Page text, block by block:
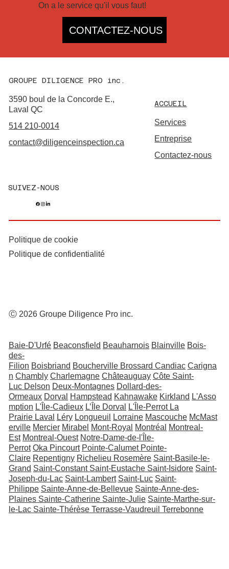
en bâtiment pour l'achat d'une maison?
On a le service qu'il vous faut!
CONTACTEZ-NOUS
GROUPE DILIGENCE PRO inc.
3590 boul de la Concorde E.,
Laval QC
514 210-0014
contact@diligenceinspection.ca
ACCUEIL
Services
Entreprise
Contactez-nous
SUIVEZ-NOUS
Baie-D'Urfé Beaconsfield Beauharnois Blainville Bois-
des-
Filion Boisbriand Boucherville BrossardCandiac Carigna
n Chambly Charlemagne Châteauguay Côte Saint-
Luc Delson Deux-Montagnes Dollard-des-
Ormeaux Dorval Hampstead Kahnawake Kirkland L'Asso
mption L'Île-Cadieux L’Île Dorval L'Île-Perrot La
Prairie Laval Léry Longueuil Lorraine Mascouche McMast
erville Mercier Mirabel Mont-Royal Montréal
Montreal-
Est Montreal-Ouest Notre-Dame-de-l'Île-
Perrot Oka Pincourt Pointe-CalumetPointe-
Claire Repentigny Richelieu Rosemère Saint-Basile-le-
Grand Saint-ConstantSaint-Eustache Saint-Isidore Saint-
Joseph-du-Lac Saint-Lambert Saint-Luc Saint-
Philippe Sainte-Anne-de-Bellevue Sainte-Anne-des-
Plaines Sainte-Catherine Sainte-Julie Sainte-Marthe-sur-
le-Lac Sainte-ThérèseTerrasse-VaudreuilTerrebonne
Politique de cookie
Politique de confidentialité
Ⓒ 2026 Groupe Diligence Pro inc.